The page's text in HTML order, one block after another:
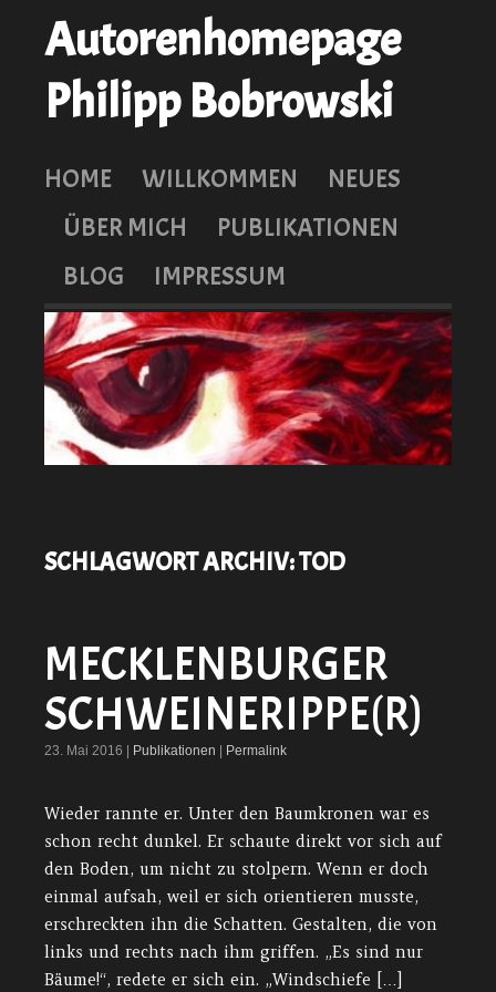
Autorenhomepage
Philipp Bobrowski
HOME WILLKOMMEN
NEUES
ÜBER MICH
PUBLIKATIONEN
BLOG
IMPRESSUM
SCHLAGWORT ARCHIV:TOD
MECKLENBURGER
SCHWEINERIPPE(R)
23. Mai 2016 | Publikationen Permalink
Wieder rannte er. Unter den Baumkronen war es
schon recht dunkel. Er schaute direkt vor sich auf
den Boden, um nicht zu stolpern. Wenn er doch
einmal aufsah, weil er sich orientieren musste,
erschreckten ihn die Schatten. Gestalten, die von
links und rechts nach ihm griffen. „Es sind nur
Bäume!“, redete er sich ein. „Windschiefe […]